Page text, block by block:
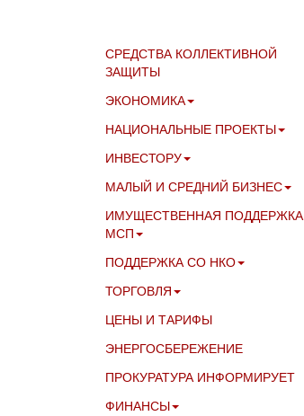
СРЕДСТВА КОЛЛЕКТИВНОЙ
ЗАЩИТЫ
ЭКОНОМИКА
НАЦИОНАЛЬНЫЕ ПРОЕКТЫ
ИНВЕСТОРУ
МАЛЫЙ И СРЕДНИЙ БИЗНЕС
ИМУЩЕСТВЕННАЯ ПОДДЕРЖКА
МСП
ПОДДЕРЖКА СО НКО
ТОРГОВЛЯ
ЦЕНЫ И ТАРИФЫ
ЭНЕРГОСБЕРЕЖЕНИЕ
ПРОКУРАТУРА ИНФОРМИРУЕТ
ФИНАНСЫ